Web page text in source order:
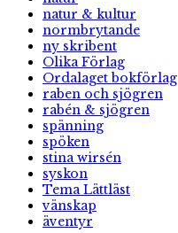
natur & kultur
normbrytande
ny skribent
Olika Förlag
Ordalaget bokförlag
raben och sjögren
rabén & sjögren
spänning
spöken
stina wirsén
syskon
Tema Lättläst
vänskap
äventyr